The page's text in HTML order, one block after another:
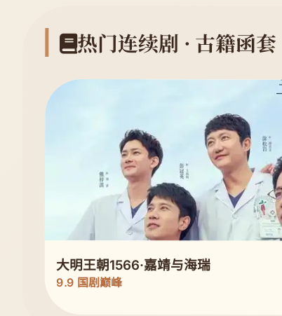
热门连续剧 · 古籍函套
大明王朝1566·嘉靖与海瑞
9.9 国剧巅峰